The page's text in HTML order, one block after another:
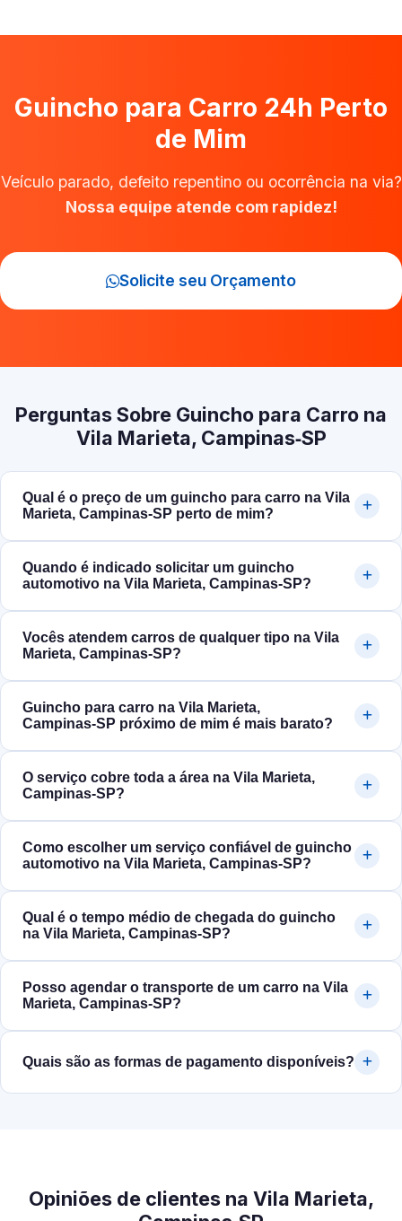
Guincho para Carro 24h Perto
de Mim
Veículo parado, defeito repentino ou ocorrência na via?
Nossa equipe atende com rapidez!
Solicite seu Orçamento
Perguntas Sobre Guincho para Carro na
Vila Marieta, Campinas‑SP
Qual é o preço de um guincho para carro na Vila
Marieta, Campinas‑SP perto de mim?
Quando é indicado solicitar um guincho
automotivo na Vila Marieta, Campinas‑SP?
Vocês atendem carros de qualquer tipo na Vila
Marieta, Campinas‑SP?
Guincho para carro na Vila Marieta,
Campinas‑SP próximo de mim é mais barato?
O serviço cobre toda a área na Vila Marieta,
Campinas‑SP?
Como escolher um serviço confiável de guincho
automotivo na Vila Marieta, Campinas‑SP?
Qual é o tempo médio de chegada do guincho
na Vila Marieta, Campinas‑SP?
Posso agendar o transporte de um carro na Vila
Marieta, Campinas‑SP?
Quais são as formas de pagamento disponíveis?
Opiniões de clientes na Vila Marieta,